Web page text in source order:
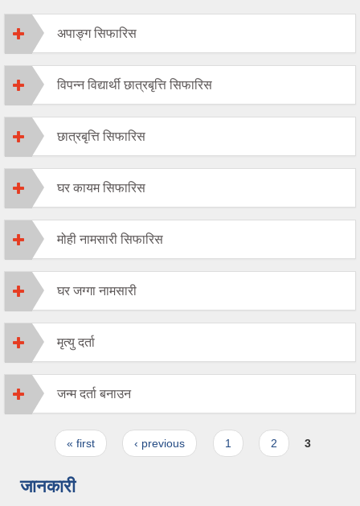
अपाङ्ग सिफारिस
विपन्न विद्यार्थी छात्रबृत्ति सिफारिस
छात्रबृत्ति सिफारिस
घर कायम सिफारिस
मोही नामसारी सिफारिस
घर जग्गा नामसारी
मृत्यु दर्ता
जन्म दर्ता बनाउन
Pages« first ‹ previous 1 2 3
जानकारी